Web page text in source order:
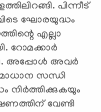
പിന്നീട്
ഘോരയുദ്ധം
എല്ലാ
റോമക്കാര്‍
അപ്പോള്‍ അവര്‍
സന്ധി
നിര്‍ത്തിക്കുകയും
വേണ്ടി